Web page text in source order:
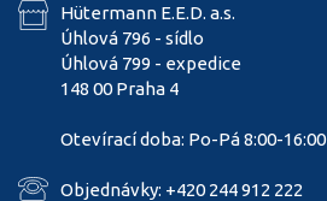
Hütermann E.E.D. a.s.
Úhlová 796 - sídlo
Úhlová 799 - expedice
148 00 Praha 4
Otevírací doba: Po-Pá 8:00-16:00
Objednávky: +420 244 912 222